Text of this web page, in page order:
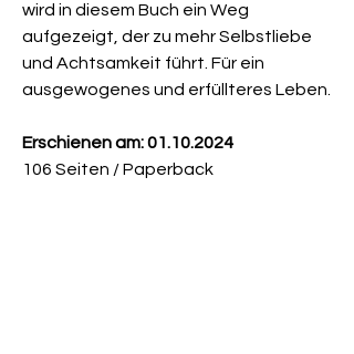
wird in diesem Buch ein Weg
aufgezeigt, der zu mehr Selbstliebe
und Achtsamkeit führt. Für ein
ausgewogenes und erfüllteres Leben.
Erschienen am: 01.10.2024
106 Seiten / Paperback